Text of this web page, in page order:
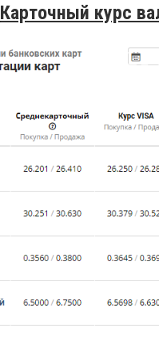
Карточный курс